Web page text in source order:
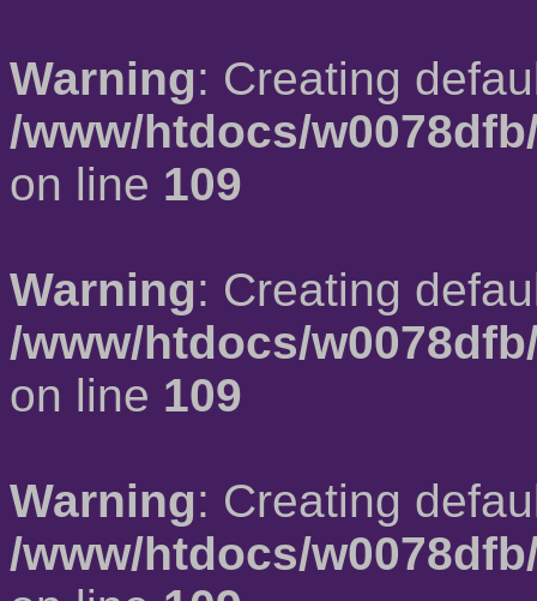
Warning: Creating
/www/htdocs/
on line 109
Warning: Creating
/www/htdocs/
on line 109
Warning: Creating
/www/htdocs/